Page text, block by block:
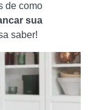
de como
sua
saber!